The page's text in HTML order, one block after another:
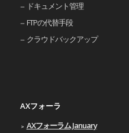
ドキュメント管理
FTPの代替手段
クラウドバックアップ
AXフォーラ
AXフォーラム January